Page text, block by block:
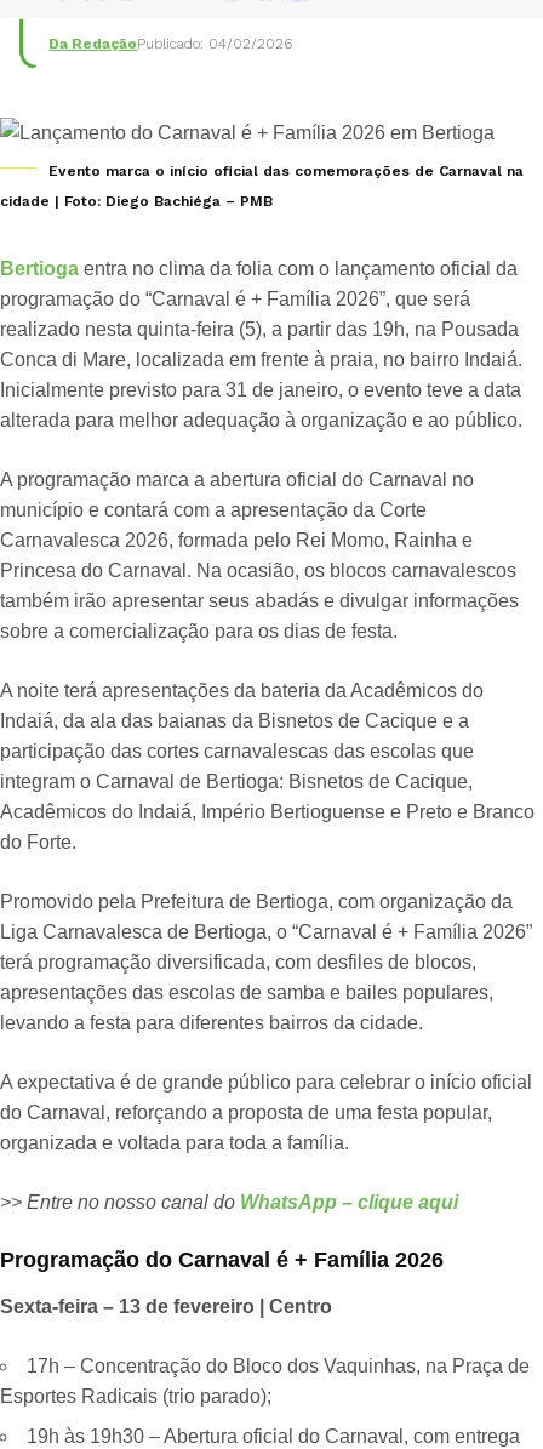
Da RedaçãoPublicado: 04/02/2026
Evento marca o início oficial das comemorações de Carnaval na
cidade | Foto: Diego Bachiéga – PMB
Bertioga entra no clima da folia com o lançamento oficial da
programação do “Carnaval é + Família 2026”, que será
realizado nesta quinta-feira (5), a partir das 19h, na Pousada
Conca di Mare, localizada em frente à praia, no bairro Indaiá.
Inicialmente previsto para 31 de janeiro, o evento teve a data
alterada para melhor adequação à organização e ao público.
A programação marca a abertura oficial do Carnaval no
município e contará com a apresentação da Corte
Carnavalesca 2026, formada pelo Rei Momo, Rainha e
Princesa do Carnaval. Na ocasião, os blocos carnavalescos
também irão apresentar seus abadás e divulgar informações
sobre a comercialização para os dias de festa.
A noite terá apresentações da bateria da Acadêmicos do
Indaiá, da ala das baianas da Bisnetos de Cacique e a
participação das cortes carnavalescas das escolas que
integram o Carnaval de Bertioga: Bisnetos de Cacique,
Acadêmicos do Indaiá, Império Bertioguense e Preto e Branco
do Forte.
Promovido pela Prefeitura de Bertioga, com organização da
Liga Carnavalesca de Bertioga, o “Carnaval é + Família 2026”
terá programação diversificada, com desfiles de blocos,
apresentações das escolas de samba e bailes populares,
levando a festa para diferentes bairros da cidade.
A expectativa é de grande público para celebrar o início oficial
do Carnaval, reforçando a proposta de uma festa popular,
organizada e voltada para toda a família.
>> Entre no nosso canal do WhatsApp – clique aqui
Programação do Carnaval é + Família 2026
Sexta-feira – 13 de fevereiro | Centro
17h – Concentração do Bloco dos Vaquinhas, na Praça de
Esportes Radicais (trio parado);
19h às 19h30 – Abertura oficial do Carnaval, com entrega